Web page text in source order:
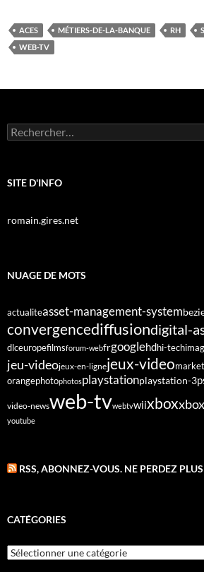
ACES MÉTIERS-DE-LA-BANQUE RH
WEB-TV
Rechercher :
SITE D'INFO
romain.gires.net
NUAGE DE MOTS
actualiteasset-management-system
convergencediffusiondigital-
dlceuropefilmsforum-webfrgooglehdhi-tech
jeu-videojeux-en-lignejeux-video
orangephotophotosplaystationplaystation-3
video-newsweb-tvwebtvwiixbox
youtube
RSS, ABONNEZ-VOUS. NE PERDEZ
CATÉGORIES
Catégories